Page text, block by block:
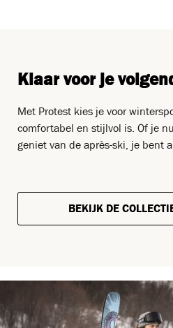
Klaar voor je
Met Protest kies je voor
comfortabel en stijlvol is. Of je
geniet van de après-ski, je bent
BEKIJK DE